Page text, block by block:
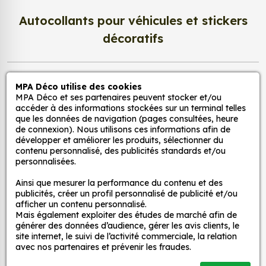
les murs, les meubles ou les jouets.
Pour la cuisine : nos stickers peuvent être
utilisés pour ajouter une touche d'originalité à
les murs, les appareils électroménagers ou les
accessoires de cuisine.
Pour la salle de bain : nos stickers peuvent être
utilisés pour créer une ambiance zen et
relaxante dans la salle de bain. Ils peuvent
être utilisés pour décorer les murs, les miroirs ou
les accessoires de salle de bain.
pour créer une ambiance chaleureuse et
accueillante dans le salon. Ils peuvent être
utilisés pour décorer les murs, les meubles ou
les accessoires de salon.
Autocollants pour véhicules et stickers
décoratifs
Nos services
Nos sites
Mon Compte
Aide
A propos
MPA Déco utilise des cookies
MPA Déco et ses partenaires peuvent stocker et/ou
accéder à des informations stockées sur un terminal telles
que les données de navigation (pages consultées, heure
de connexion). Nous utilisons ces informations afin de
développer et améliorer les produits, sélectionner du
contenu personnalisé, des publicités standards et/ou
personnalisées.
Ainsi que mesurer la performance du contenu et des
publicités, créer un profil personnalisé de publicité et/ou
afficher un contenu personnalisé.
Mais également exploiter des études de marché afin de
générer des données d’audience, gérer les avis clients, le
site internet, le suivi de l’activité commerciale, la relation
avec nos partenaires et prévenir les fraudes.